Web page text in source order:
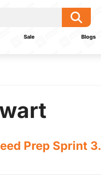
Sale Blogs
Prep Sprint